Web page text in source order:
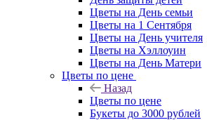
Цветы на День семьи
Цветы на 1 Сентября
Цветы на День учителя
Цветы на Хэллоуин
Цветы на День Матери
Цветы по цене
Назад
Цветы по цене
Букеты до 3000 рублей